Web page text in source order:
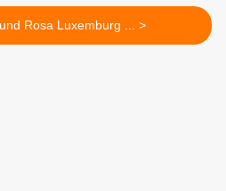
Karl Liebknecht und Rosa Luxemburg ... >